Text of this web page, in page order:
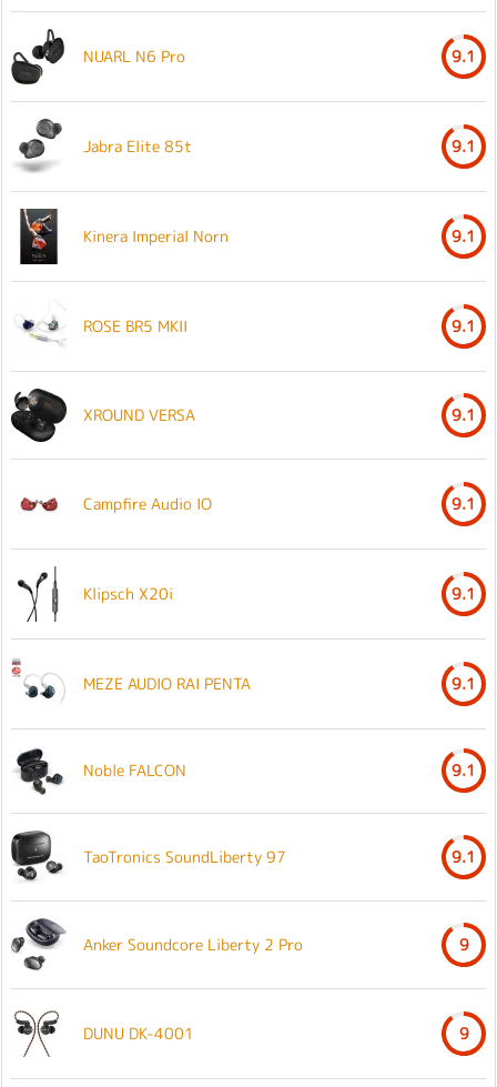
NUARL N6 Pro 9.1
Jabra Elite 85t 9.1
Kinera Imperial Norn 9.1
ROSE BR5 MKII 9.1
XROUND VERSA 9.1
Campfire Audio IO 9.1
Klipsch X20i 9.1
MEZE AUDIO RAI PENTA 9.1
Noble FALCON 9.1
TaoTronics SoundLiberty 97 9.1
Anker Soundcore Liberty 2 Pro 9
DUNU DK-4001 9